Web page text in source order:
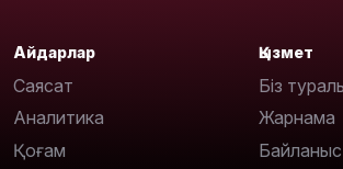
Айдарлар
Саясат
Аналитика
Қоғам
Қызмет
Біз
Жарнама
Байланыс